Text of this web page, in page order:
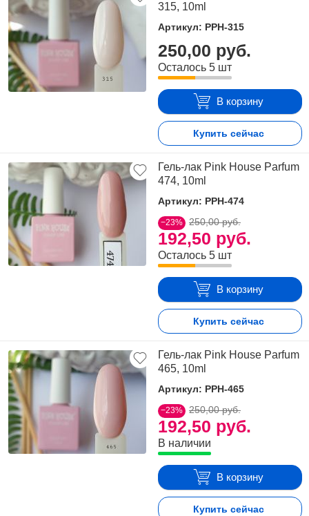
315, 10ml
Артикул: PPH-315
250,00 руб.
Осталось 5 шт
В корзину
Купить сейчас
Гель-лак Pink House Parfum
474, 10ml
Артикул: PPH-474
−23%
192,50 руб.
250,00 руб.
Осталось 5 шт
В корзину
Купить сейчас
Гель-лак Pink House Parfum
465, 10ml
Артикул: PPH-465
−23%
192,50 руб.
250,00 руб.
В наличии
В корзину
Купить сейчас